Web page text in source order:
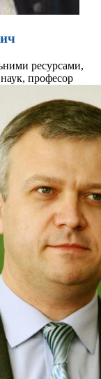
ресурсами,
професор